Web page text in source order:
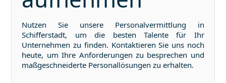
Nutzen Sie unsere Personalvermittlung in
Schifferstadt, um die besten Talente für Ihr
Unternehmen zu finden. Kontaktieren Sie uns noch
heute, um Ihre Anforderungen zu besprechen und
maßgeschneiderte Personallösungen zu erhalten.